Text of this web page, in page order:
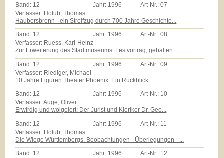
Band: 12 Jahr: 1996 Art-Nr.:07
Verfasser: Holub, Thomas
Haubersbronn - ein Streifzug durch 700 Jahre Geschichte...
Band: 12 Jahr: 1996 Art-Nr.:08
Verfasser: Ruess, Karl-Heinz
Zur Erweiterung des Stadtmuseums. Festvortrag, gehalten...
Band: 12 Jahr: 1996 Art-Nr.:09
Verfasser: Riediger, Michael
10 Jahre Figuren Theater Phoenix. Ein Rückblick
Band: 12 Jahr: 1996 Art-Nr.: 10
Verfasser: Auge, Oliver
Erwirdig und wolgelert: Der Jurist und Kleriker Dr. Geo...
Band: 12 Jahr: 1996 Art-Nr.: 11
Verfasser: Holub, Thomas
Die Wiege Württembergs. Beobachtungen - Überlegungen - ...
Band: 12 Jahr: 1996 Art-Nr.: 12